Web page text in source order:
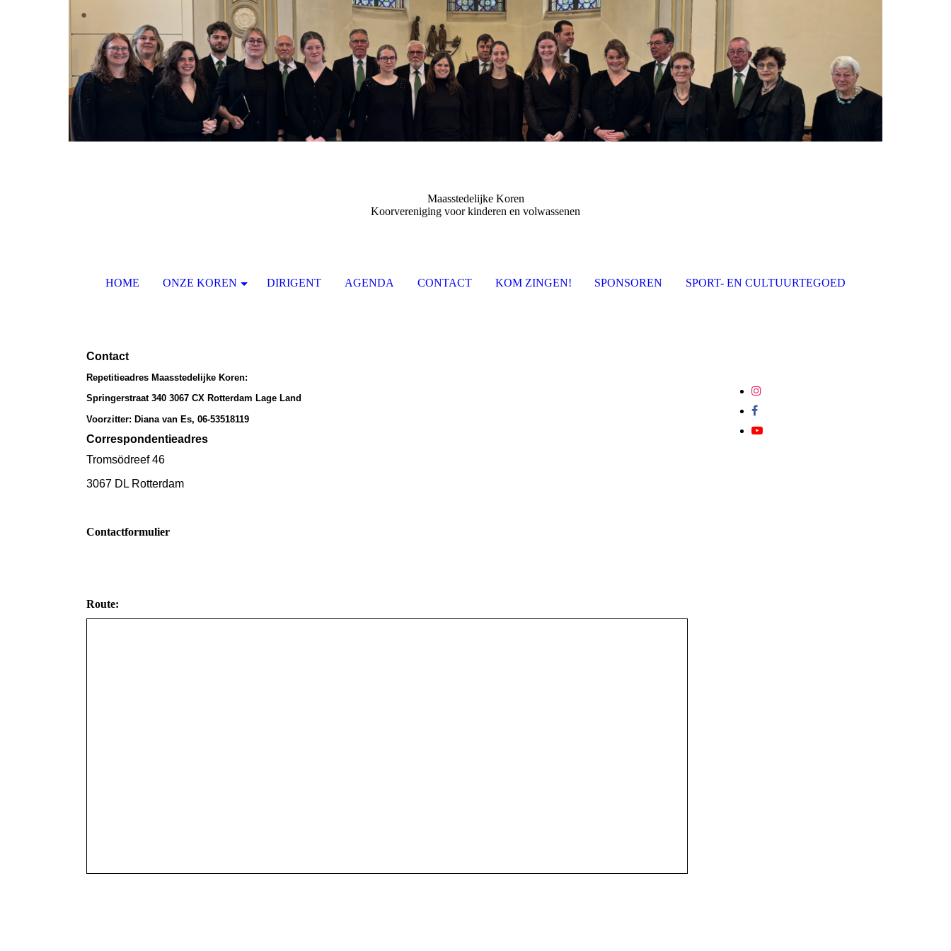
Maasstedelijke Koren
Koorvereniging voor kinderen en volwassenen
HOME ONZE KOREN DIRIGENT AGENDA CONTACT KOM ZINGEN! SPONSOREN SPORT- EN CULTUURTEGOED
Contact
Repetitieadres Maasstedelijke Koren:
Springerstraat 340 3067 CX Rotterdam Lage Land
Voorzitter: Diana van Es, 06-53518119
Correspondentieadres
Tromsödreef 46
3067 DL Rotterdam
Contactformulier
Route: